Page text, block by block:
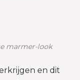
marmer-look
en dit